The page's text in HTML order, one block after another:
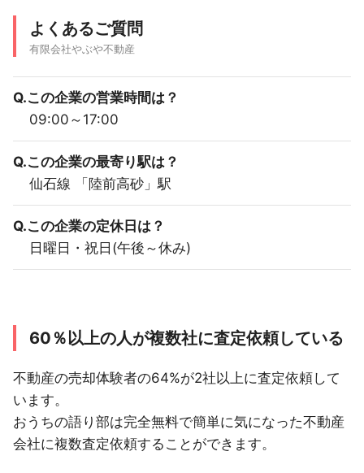
よくあるご質問
有限会社やぶや不動産
Q.この企業の営業時間は？
09:00～17:00
Q.この企業の最寄り駅は？
仙石線 「陸前高砂」駅
Q.この企業の定休日は？
日曜日・祝日(午後～休み)
60％以上の人が複数社に査定依頼している
不動産の売却体験者の64%が2社以上に査定依頼して
います。
おうちの語り部は完全無料で簡単に気になった不動産
会社に複数査定依頼することができます。